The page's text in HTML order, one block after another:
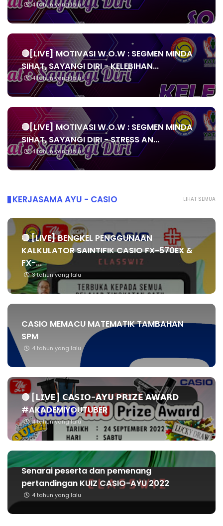
4 tahun yang lalu
🔴[LIVE] MOTIVASI W.O.W : SEGMEN MINDA
SIHAT, SAYANGI DIRI - KELEBIHAN...
4 tahun yang lalu
🔴[LIVE] MOTIVASI W.O.W : SEGMEN MINDA
SIHAT, SAYANGI DIRI - STRESS AN...
4 tahun yang lalu
LIHAT SEMUA
KERJASAMA AYU - CASIO
🔴 [LIVE] BENGKEL PENGGUNAAN
KALKULATOR SAINTIFIK CASIO FX-570EX &
FX-...
3 tahun yang lalu
CASIO MEMACU MATEMATIK TAMBAHAN
SPM
4 tahun yang lalu
🔴 [𝗟𝗜𝗩𝗘] 𝗖𝗔𝗦𝗜𝗢-𝗔𝗬𝗨 𝗣𝗥𝗜𝗭𝗘 𝗔𝗪𝗔𝗥𝗗
#AKADEMIYOUTUBER
4 tahun yang lalu
Senarai peserta dan pemenang
pertandingan KUIZ CASIO-AYU 2022
4 tahun yang lalu